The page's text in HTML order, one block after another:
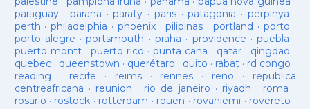
paraguay· parana ·paraty · paris·patagonia · perpinya ·
perth ·philadelphia · phoenix·pilipinas ·portland · porto ·
porto alegre ·portsmouth ·praha · providence ·puebla ·
puerto montt· puerto rico ·punta cana · qatar · qingdao ·
quebec· queenstown · querétaro · quito · rabat · rd congo ·
reading · recife · reims· rennes · reno · republica
centreafricana · reunion · rio de janeiro · riyadh · roma ·
rosario · rostock · rotterdam · rouen · rovaniemi · rovereto ·